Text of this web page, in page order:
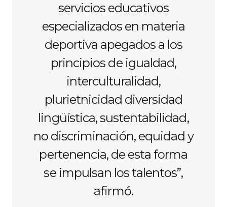
servicios educativos
especializados en materia
deportiva apegados a los
principios de igualdad,
interculturalidad,
plurietnicidad diversidad
lingüística, sustentabilidad,
no discriminación, equidad y
pertenencia, de esta forma
se impulsan los talentos”,
afirmó.